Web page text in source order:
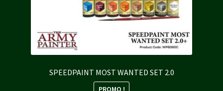
SPEEDPAINT MOST WANTED SET 2.0
PROMO !